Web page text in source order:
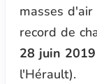
masses d'air
record de
28 juin 2019
l'Hérault).